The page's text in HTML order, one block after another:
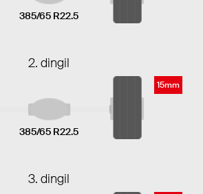
385/65 R22.5
2. dingil
385/65 R22.5
15mm
3. dingil